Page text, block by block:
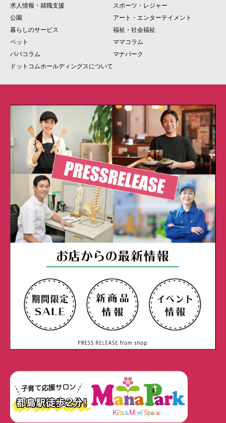
求人情報・就職支援
スポーツ・レジャー
公園
アート・エンターテイメント
暮らしのサービス
福祉・社会福祉
ペット
ママコラム
パパコラム
マナパーク
ドットコムホールディングスについて